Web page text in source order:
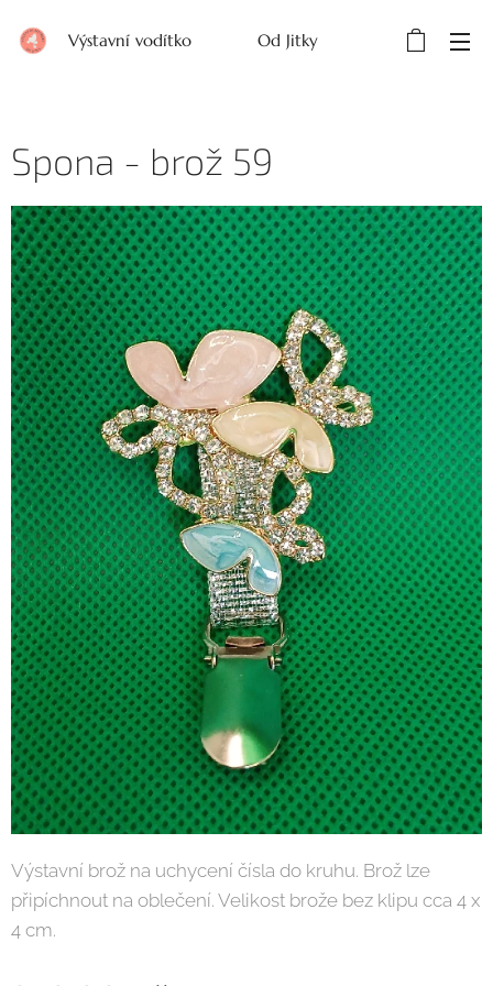
Výstavní vodítko Od Jitky
Spona - brož 59
Výstavní brož na uchycení čísla do kruhu. Brož lze
připíchnout na oblečení. Velikost brože bez klipu cca 4 x
4 cm.